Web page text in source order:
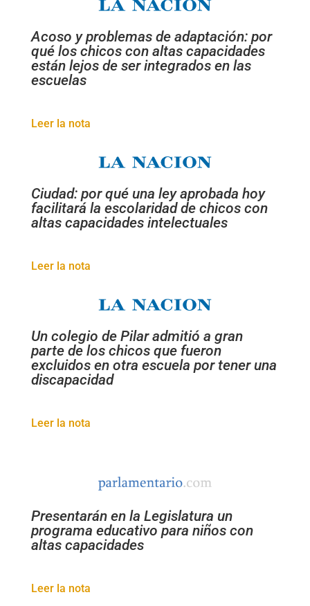
Acoso y problemas de adaptación: por
qué los chicos con altas capacidades
están lejos de ser integrados en las
escuelas
Leer la nota
Ciudad: por qué una ley aprobada hoy
facilitará la escolaridad de chicos con
altas capacidades intelectuales
Leer la nota
Un colegio de Pilar admitió a gran
parte de los chicos que fueron
excluidos en otra escuela por tener una
discapacidad
Leer la nota
Presentarán en la Legislatura un
programa educativo para niños con
altas capacidades
Leer la nota